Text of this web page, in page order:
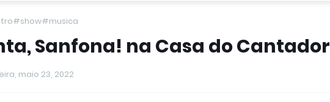
Sanfona! na Casa do Cantador
maio 23, 2022